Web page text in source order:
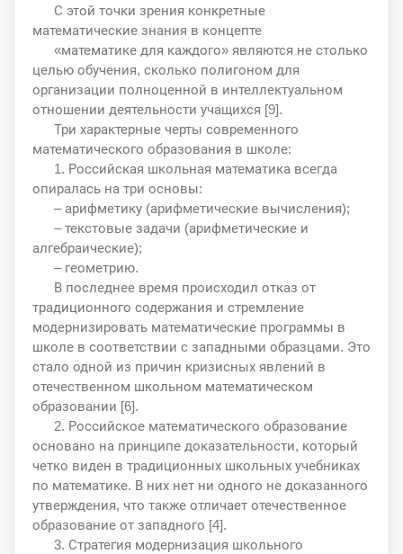
С этой точки зрения конкретные
математические знания в концепте
«математике для каждого» являются не столько
целью обучения, сколько полигоном для
организации полноценной в интеллектуальном
отношении деятельности учащихся [9].
Три характерные черты современного
математического образования в школе:
1. Российская школьная математика всегда
опиралась на три основы:
– арифметику (арифметические вычисления);
– текстовые задачи (арифметические и
алгебраические);
– геометрию.
В последнее время происходил отказ от
традиционного содержания и стремление
модернизировать математические программы в
школе в соответствии с западными образцами. Это
стало одной из причин кризисных явлений в
отечественном школьном математическом
образовании [6].
2. Российское математического образование
основано на принципе доказательности, который
четко виден в традиционных школьных учебниках
по математике. В них нет ни одного не доказанного
утверждения, что также отличает отечественное
образование от западного [4].
3. Стратегия модернизация школьного